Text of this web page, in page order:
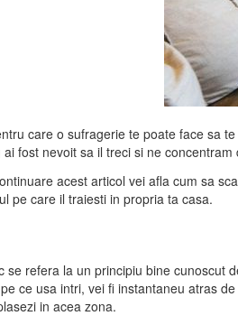
care o sufragerie te poate face sa
fost nevoit sa il treci si ne
acest articol vei afla cum sa
pe care il traiesti in propria ta casa.
se refera la un principiu bine cunoscut
ce usa intri, vei fi instantaneu atras
in acea zona.